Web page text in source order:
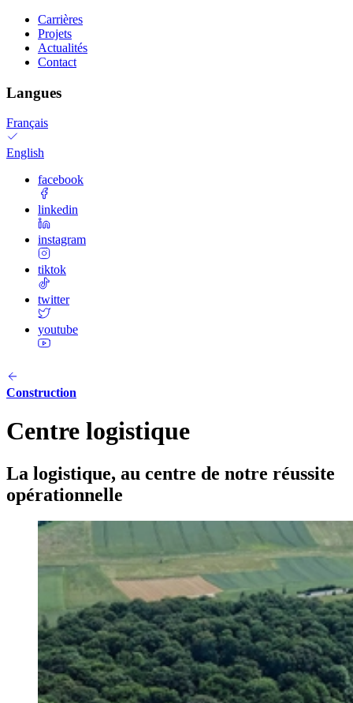
Carrières
Projets
Actualités
Contact
Langues
Français
English
facebook
linkedin
instagram
tiktok
twitter
youtube
Construction
Centre logistique
La logistique, au centre de notre réussite
opérationnelle